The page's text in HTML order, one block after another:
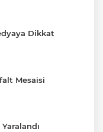
Dikkat
Mesaisi
Yaralandı